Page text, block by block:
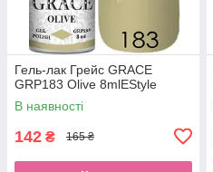
Гель-лак Грейс GRACE
GRP183 Olive 8mlEStyle
В наявності
142 ₴ 165 ₴